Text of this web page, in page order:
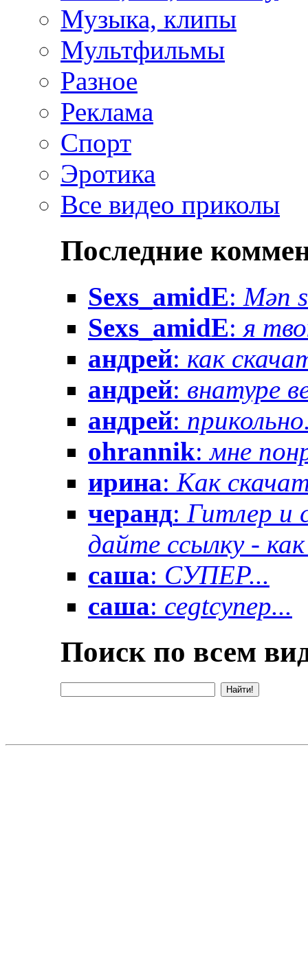
Музыка, клипы
Мультфильмы
Разное
Реклама
Спорт
Эротика
Все видео приколы
Последние
Sexs_amidE: Mən
Sexs_amidE: я
андрей: как
андрей: внатуре
андрей:
ohrannik:мне
ирина: Как
черанд: Гитлер и
дайте ссылку -
саша: СУПЕР...
саша: cegtсупер...
Поиск по всем